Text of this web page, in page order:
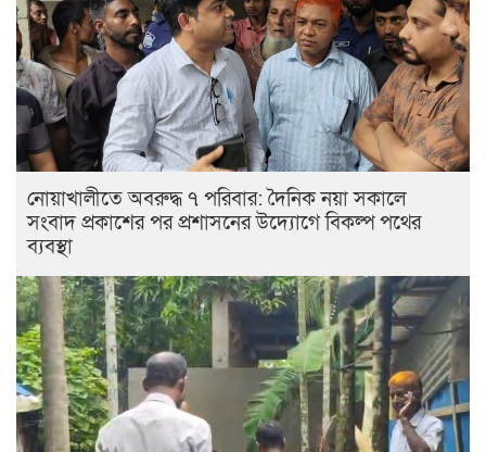
নোয়াখালীতে অবরুদ্ধ ৭ পরিবার: দৈনিক নয়া সকালে
সংবাদ প্রকাশের পর প্রশাসনের উদ্যোগে বিকল্প পথের
ব্যবস্থা